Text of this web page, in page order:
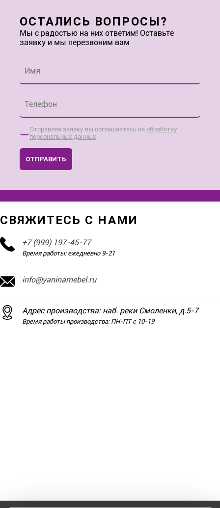
ОСТАЛИСЬ ВОПРОСЫ?
Мы с радостью на них ответим! Оставьте
заявку и мы перезвоним вам
Отправляя заявку вы соглашаетесь на обработку
персональных данных
ОТПРАВИТЬ
СВЯЖИТЕСЬ С НАМИ
+7 (999) 197-45-77
Время работы: ежедневно 9-21
info@yaninamebel.ru
Адрес производства: наб. реки Смоленки, д.5-7
Время работы производства: ПН-ПТ с 10-19